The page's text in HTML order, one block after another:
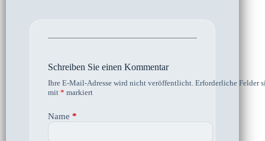
Schreiben Sie einen Kommentar
Ihre E-Mail-Adresse wird nicht veröffentlicht. Erforderliche Felder
mit * markiert
Name *